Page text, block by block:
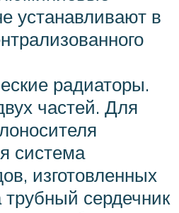
устанавливают в
радиаторы.
частей. Для
система
изготовленных
сердечник